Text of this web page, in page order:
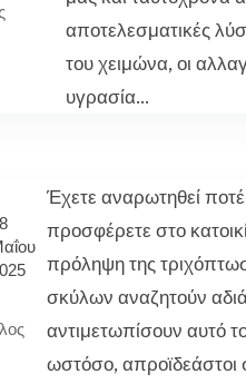
αποτελεσματικές
του χειμώνα, οι
υγρασία...
Έχετε αναρωτηθεί ποτέ
προσφέρετε στο
πρόληψη της
σκύλων αναζητούν
αντιμετωπίσουν αυτό
ωστόσο, απροϊδεάστοι